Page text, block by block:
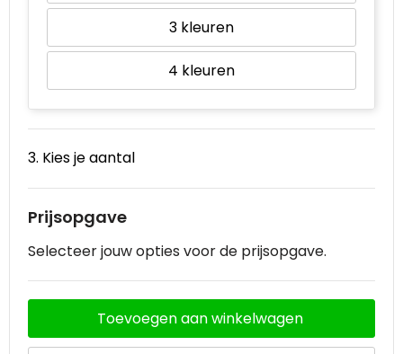
3
4
3. Kies je aantal
Prijsopgave
Selecteer jouw opties voor de prijsopgave.
Toevoegen aan winkelwagen